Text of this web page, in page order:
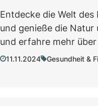
Entdecke die Welt
und genieße die Natur
und erfahre mehr
11.11.2024 Gesundheit &